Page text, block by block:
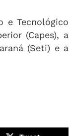
e Tecnológico
(Capes), a
(Seti) e a